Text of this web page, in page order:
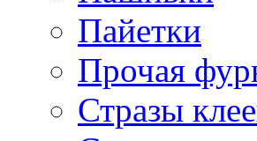
Пайетки
Прочая
Стразы